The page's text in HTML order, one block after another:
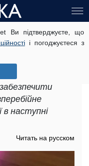
Ви підтверджуєте, що
і погоджуєтеся з
на
січень 2026 в
в наступні
Читать на русском